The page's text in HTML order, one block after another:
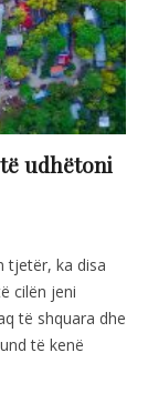
udhëtoni
tjetër, ka disa
cilën jeni
të shquara dhe
të kenë